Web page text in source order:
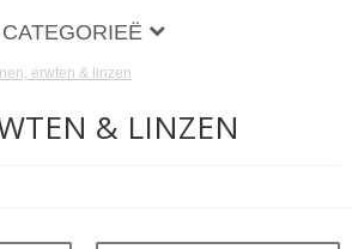
CATEGORIEË
erwten & linzen
& LINZEN